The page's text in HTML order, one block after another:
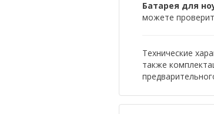
Батарея для
можете
Технические
также